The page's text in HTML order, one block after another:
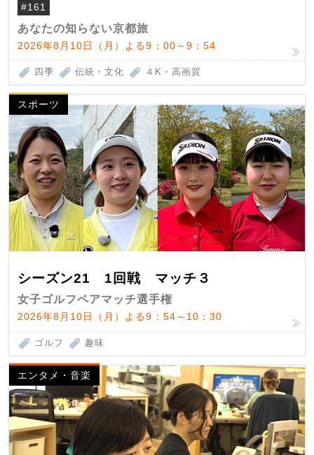
#161
あなたの知らない京都旅
2026年8月10日（月）よる9：00～9：54
四季 伝統・文化 ４K・高画質
スポーツ
シーズン21 1回戦 マッチ３
女子ゴルフペアマッチ選手権
2026年8月10日（月）よる9：54～10：30
ゴルフ 趣味
エンタメ・音楽